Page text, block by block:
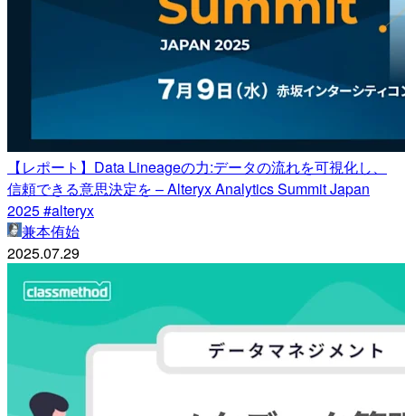
【レポート】Data Lineageの力:データの流れを可視化し、
信頼できる意思決定を – Alteryx Analytics Summit Japan
2025 #alteryx
兼本侑始
2025.07.29